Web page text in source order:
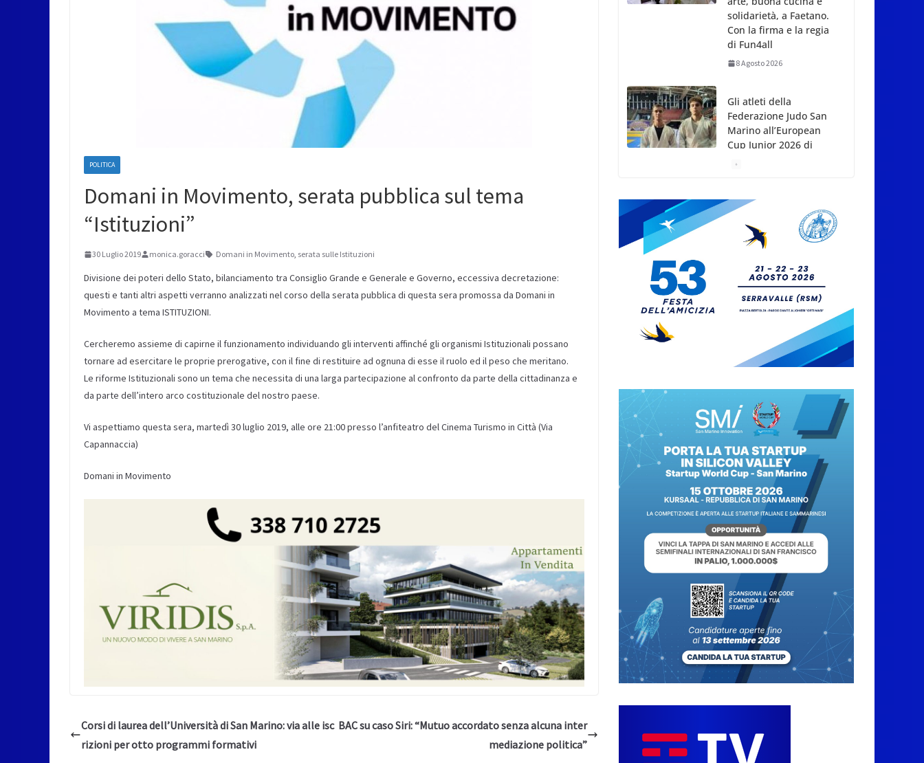
POLITICA
Domani in Movimento, serata pubblica sul tema
“Istituzioni”
30 Luglio 2019 monica.goracci Domani in Movimento, serata sulle Istituzioni
Divisione dei poteri dello Stato, bilanciamento tra Consiglio Grande e Generale e Governo, eccessiva decretazione:
questi e tanti altri aspetti verranno analizzati nel corso della serata pubblica di questa sera promossa da Domani in
Movimento a tema ISTITUZIONI.
Cercheremo assieme di capirne il funzionamento individuando gli interventi affinché gli organismi Istituzionali possano
tornare ad esercitare le proprie prerogative, con il fine di restituire ad ognuna di esse il ruolo ed il peso che meritano.
Le riforme Istituzionali sono un tema che necessita di una larga partecipazione al confronto da parte della cittadinanza e
da parte dell’intero arco costituzionale del nostro paese.
Vi aspettiamo questa sera, martedì 30 luglio 2019, alle ore 21:00 presso l’anfiteatro del Cinema Turismo in Città (Via
Capannaccia)
Domani in Movimento
Corsi di laurea dell’Università di San Marino: via alle isc
rizioni per otto programmi formativi
BAC su caso Siri: “Mutuo accordato senza alcuna inter
mediazione politica”
solidarietà, a Faetano.
Con la firma e la regia
di Fun4all
8 Agosto 2026
Gli atleti della
Federazione Judo San
Marino all’European
Cup Junior 2026 di
L’arte perde uno dei
suoi maestri: si è
spento a 91 anni il
Marcello Sgattoni
A Oltremare 2.0 a
Riccione in migliaia
per incontrare i
San Marino Academy.
Femminile: quattro
Primavera aggregate
alla Prima Squadra
8 Agosto 2026